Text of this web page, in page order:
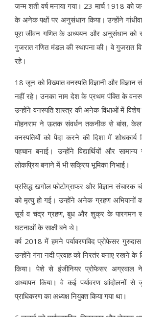
जन्म शती वर्ष मनाया गया। 23 मार्च 1918 को
के अनेक पक्षों पर अनुसंधान किया। उन्होंने
पूरा जीवन गणित के अध्ययन और अनुसंधान को
गुजरात गणित मंडल की स्थापना की। वे गुजरात
रहे।
18 जून को विख्यात वनस्पति विज्ञानी और विज्ञान
नहीं रहे। उनका नाम देश के प्रथम पंक्ति के
उन्होंने वनस्पति शास्त्र की अनेक विधाओं में विशेष
मोहनराम ने ऊतक संवर्धन तकनीक से बांस,
वनस्पतियों को पैदा करने की दिशा में शोधकार्य
पहचान बनाई। उन्होंने विद्यार्थियों और
लोकप्रिय बनाने में भी सक्रिय भूमिका निभाई।
प्रसिद्ध खगोल फोटोग्राफर और विज्ञान
को मृत्यु हो गई। उन्होंने अनेक ग्रहण अभियानों
सूर्य व चंद्र ग्रहण, बुध और शुक्र के पारगमन
घटनाओं के साक्षी बने थे।
वर्ष 2018 में हमने पर्यावरणविद प्रोफेसर
उन्होंने गंगा नदी प्रवाह को निरतंर बनाए रखने
किया। पेशे से इंजीनियर प्रोफेसर
अध्यापन किया। वे कई पर्यावरण आंदोलनों से
प्राधिकरण का अध्यक्ष नियुक्त किया गया था।